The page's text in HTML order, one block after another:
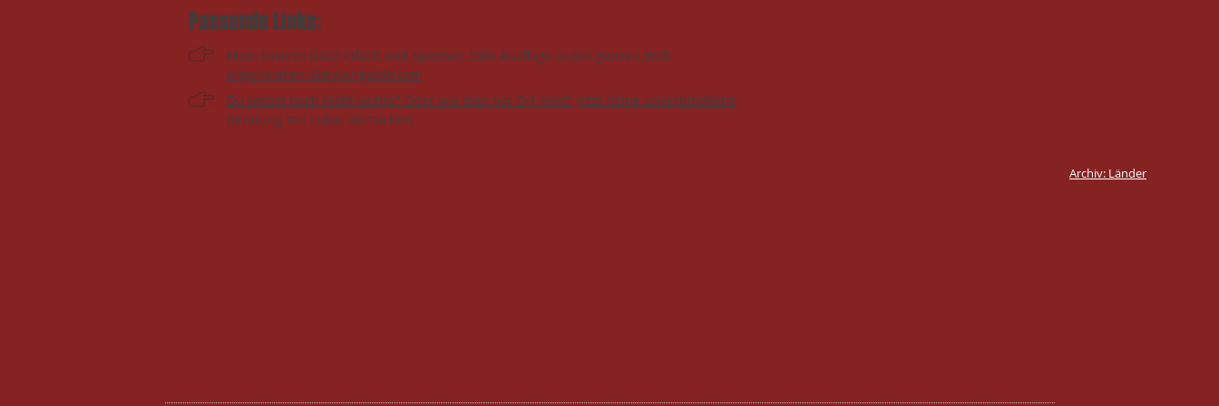
Passende Links:
Mein Favorit! Ganz eifach und spontan tolle Ausflüge in der ganzen Welt
organisieren: Getyourguide.com
Du weisst noch nicht wohin? Oder wie man vor Ort reist? Jetzt deine unverbindliche
Beratung mit Lukas abmachen
Archiv: Länder